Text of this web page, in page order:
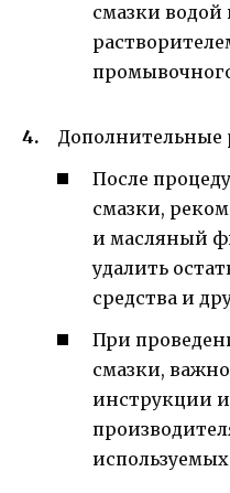
смазки
Дополнительные
После
смазки,
и масляный
удалить
средства и
При
смазки,
инструкции